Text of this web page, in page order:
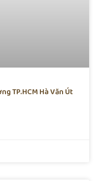
TP.HCM Hà Văn Út